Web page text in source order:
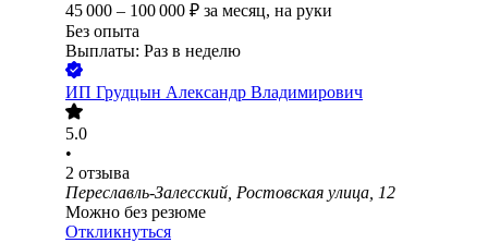
45 000 – 100 000 ₽ за месяц, на руки
Без опыта
Выплаты: Раз в неделю
ИП Грудцын Александр Владимирович
5.0
•
2 отзыва
Переславль-Залесский, Ростовская улица, 12
Можно без резюме
Откликнуться